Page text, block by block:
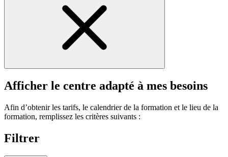
Afficher le centre adapté à mes besoins
Afin d’obtenir les tarifs, le calendrier de la formation et le lieu de la
formation, remplissez les critères suivants :
Filtrer